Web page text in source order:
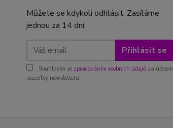
Můžete se kdykoli odhlásit. Zasíláme
jednou za 14 dní.
Přihlásit se
Souhlasím se zpracováním osobních údajů za účelem
rozesílky newsletteru.